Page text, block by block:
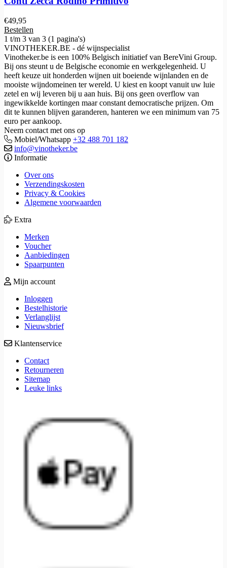
€49,95
Bestellen
1 t/m 3 van 3 (1 pagina's)
VINOTHEKER.BE - dé wijnspecialist
Vinotheker.be is een 100% Belgisch initiatief van BereVini Group.
Bij ons steunt u de Belgische economie en werkgelegenheid. U
heeft keuze uit honderden wijnen uit boeiende wijnlanden en de
mooiste wijndomeinen ter wereld. U kiest en koopt vanuit uw luie
zetel en wij leveren bij u aan huis. Bij ons geen overflow van
ingewikkelde kortingen maar constant democratische prijzen. Om
dit te kunnen blijven garanderen, hanteren we een minimum van 75
euro per aankoop.
Neem contact met ons op
Mobiel/Whatsapp +32 488 701 182
info@vinotheker.be
Informatie
Over ons
Verzendingskosten
Privacy & Cookies
Algemene voorwaarden
Extra
Merken
Voucher
Aanbiedingen
Spaarpunten
Mijn account
Inloggen
Bestelhistorie
Verlanglijst
Nieuwsbrief
Klantenservice
Contact
Retourneren
Sitemap
Leuke links